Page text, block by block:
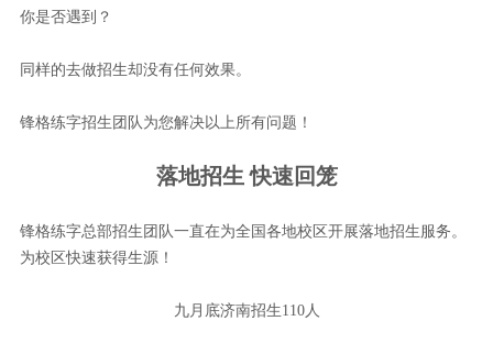
你是否遇到？
同样的去做招生却没有任何效果。
锋格练字招生团队为您解决以上所有问题！
落地招生 快速回笼
锋格练字总部招生团队一直在为全国各地校区开展落地招生服务。
为校区快速获得生源！
九月底济南招生110人